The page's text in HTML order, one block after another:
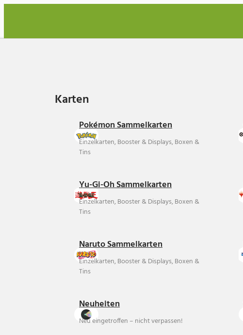
Karten
Pokémon Sammelkarten
Einzelkarten, Booster & Displays, Boxen &
Tins
Yu-Gi-Oh Sammelkarten
Einzelkarten, Booster & Displays, Boxen &
Tins
Naruto Sammelkarten
Einzelkarten, Booster & Displays, Boxen &
Tins
Neuheiten
Neu eingetroffen – nicht verpassen!